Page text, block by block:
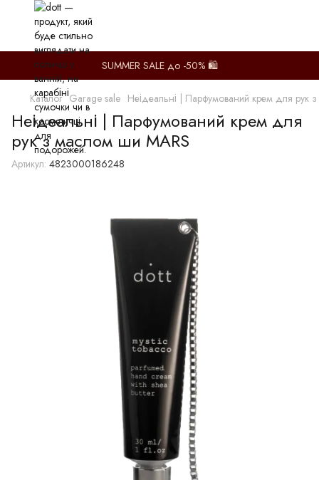
SUMMER SALE до -50% 🛍️
Каталог Garage sale Неідеальні | Парфумований крем для рук
Неідеальні | Парфумований крем для
рук з маслом ши MARS
Артикул: 4823000186248